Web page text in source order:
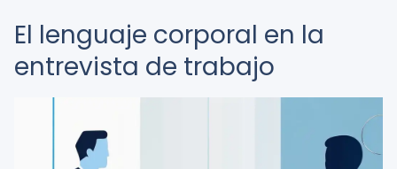
El lenguaje corporal en la
entrevista de trabajo